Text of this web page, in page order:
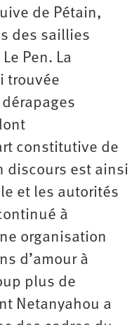
de Pétain,
des saillies
Pen. La
trouvée
constitutive de
discours est ainsi
et les autorités
à
organisation
d’amour à
plus de
Netanyahou a